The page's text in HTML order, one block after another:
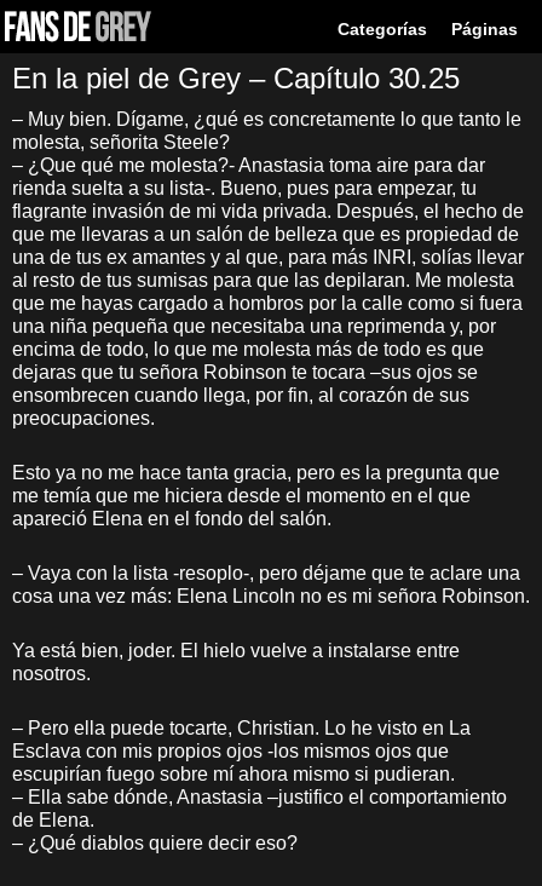
Categorías Páginas
En la piel de Grey – Capítulo 30.25
– Muy bien. Dígame, ¿qué es concretamente lo que tanto le
molesta, señorita Steele?
– ¿Que qué me molesta?- Anastasia toma aire para dar
rienda suelta a su lista-. Bueno, pues para empezar, tu
flagrante invasión de mi vida privada. Después, el hecho de
que me llevaras a un salón de belleza que es propiedad de
una de tus ex amantes y al que, para más INRI, solías llevar
al resto de tus sumisas para que las depilaran. Me molesta
que me hayas cargado a hombros por la calle como si fuera
una niña pequeña que necesitaba una reprimenda y, por
encima de todo, lo que me molesta más de todo es que
dejaras que tu señora Robinson te tocara –sus ojos se
ensombrecen cuando llega, por fin, al corazón de sus
preocupaciones.
Esto ya no me hace tanta gracia, pero es la pregunta que
me temía que me hiciera desde el momento en el que
apareció Elena en el fondo del salón.
– Vaya con la lista -resoplo-, pero déjame que te aclare una
cosa una vez más: Elena Lincoln no es mi señora Robinson.
Ya está bien, joder. El hielo vuelve a instalarse entre
nosotros.
– Pero ella puede tocarte, Christian. Lo he visto en La
Esclava con mis propios ojos -los mismos ojos que
escupirían fuego sobre mí ahora mismo si pudieran.
– Ella sabe dónde, Anastasia –justifico el comportamiento
de Elena.
– ¿Qué diablos quiere decir eso?